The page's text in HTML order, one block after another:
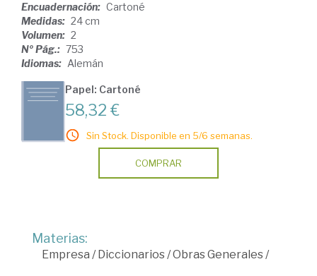
Encuadernación: Cartoné
Medidas: 24 cm
Volumen: 2
Nº Pág.: 753
Idiomas: Alemán
Papel: Cartoné
58,32 €
Sin Stock. Disponible en 5/6 semanas.
COMPRAR
Materias:
Empresa /Diccionarios/Obras Generales/